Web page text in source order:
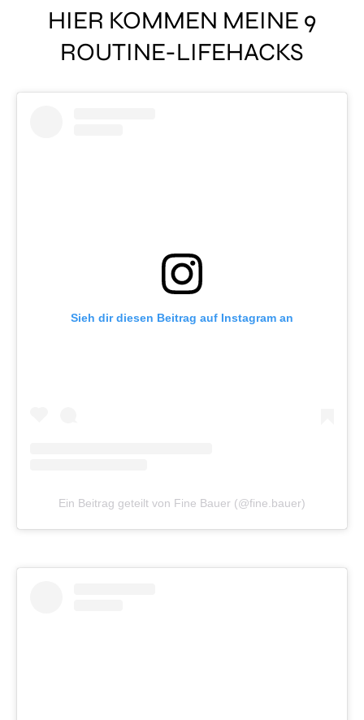
HIER KOMMEN MEINE 9
ROUTINE-LIFEHACKS
Sieh dir diesen Beitrag auf Instagram an
Ein Beitrag geteilt von Fine Bauer (@fine.bauer)